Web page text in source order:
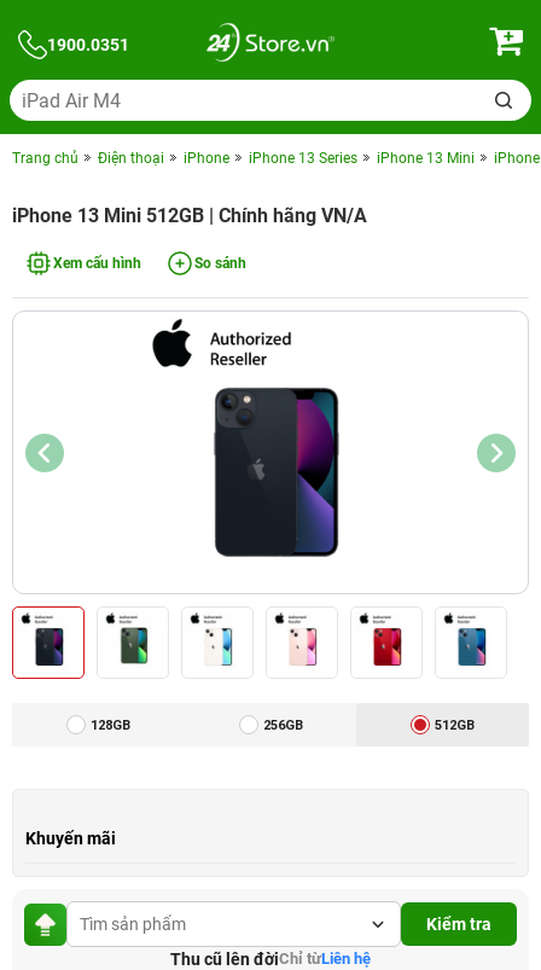
1900.0351
Trang chủ Điện thoại iPhone iPhone 13 Series iPhone 13 Mini
iPhone 13 Mini 512GB | Chính hãng VN/A
Xem cấu hình So sánh
128GB 256GB 512GB
Khuyến mãi
Kiểm tra
Thu cũ lên đờiChỉ từLiên hệ